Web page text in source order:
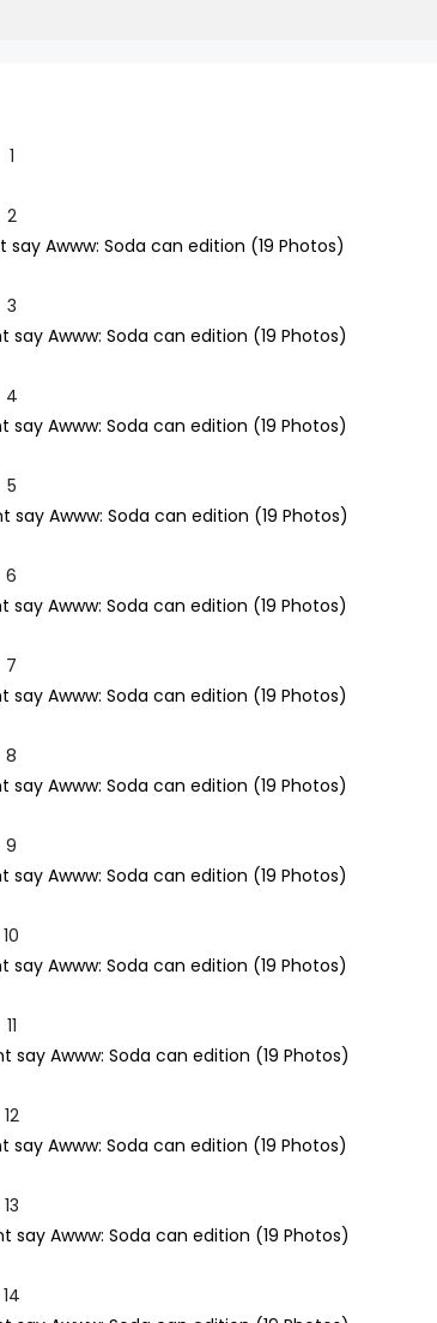
1
2
3
4
5
6
7
8
9
10
11
12
13
14